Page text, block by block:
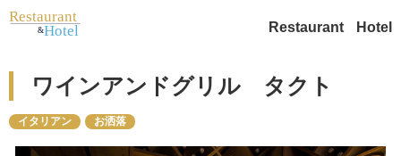
Restaurant Hotel
ワインアンドグリル タクト
イタリアン お洒落